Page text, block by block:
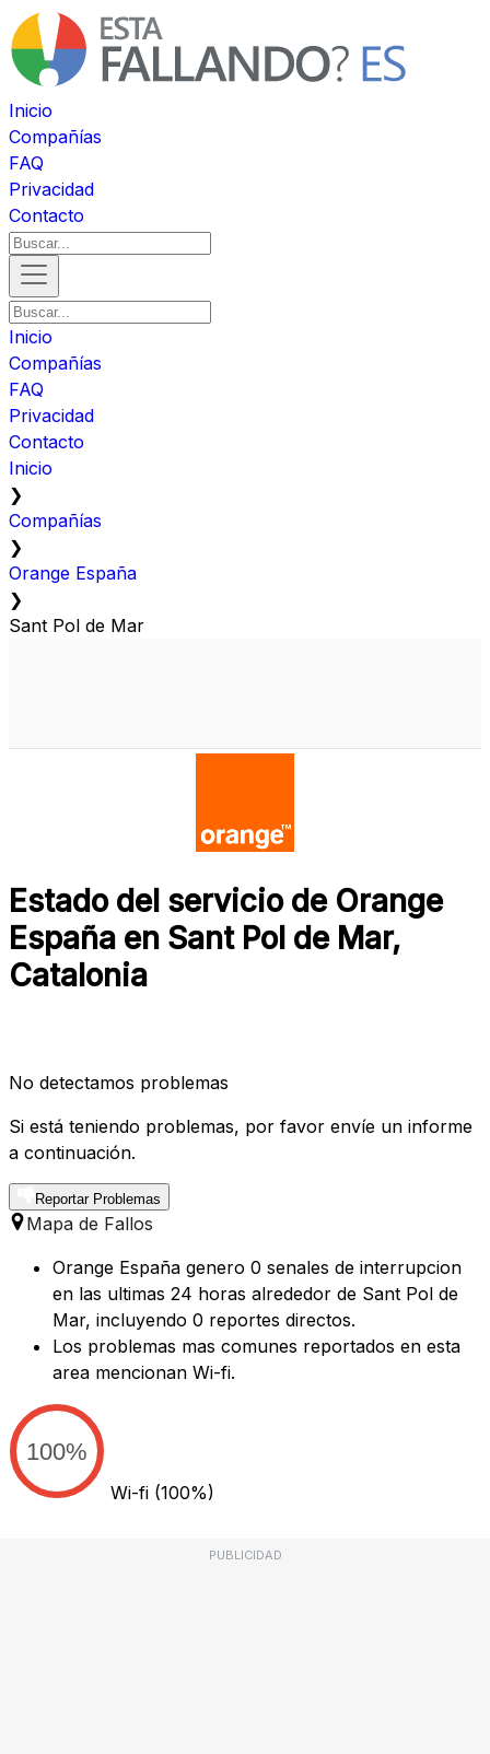
Inicio
Compañías
FAQ
Privacidad
Contacto
Inicio
Compañías
FAQ
Privacidad
Contacto
Inicio
❯
Compañías
❯
Orange España
❯
Sant Pol de Mar
Estado del servicio de Orange
España en Sant Pol de Mar,
Catalonia
No detectamos problemas
Si está teniendo problemas, por favor envíe un informe
a continuación.
Reportar Problemas
Mapa de Fallos
Orange España genero 0 senales de interrupcion
en las ultimas 24 horas alrededor de Sant Pol de
Mar, incluyendo 0 reportes directos.
Los problemas mas comunes reportados en esta
area mencionan Wi-fi.
100%
Wi-fi (100%)
PUBLICIDAD